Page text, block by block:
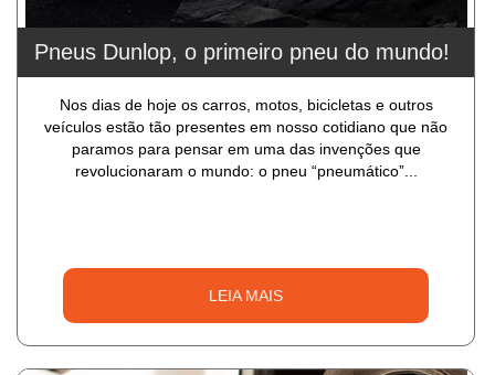
Pneus Dunlop, o primeiro pneu do mundo!
Nos dias de hoje os carros, motos, bicicletas e outros
veículos estão tão presentes em nosso cotidiano que não
paramos para pensar em uma das invenções que
revolucionaram o mundo: o pneu “pneumático”...
LEIA MAIS